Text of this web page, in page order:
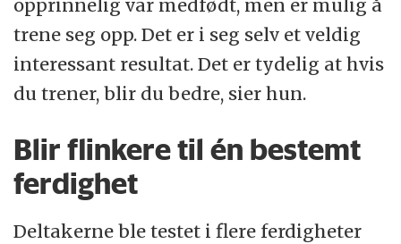
opprinnelig var medfødt, men er mulig å
trene seg opp. Det er i seg selv et veldig
interessant resultat. Det er tydelig at hvis
du trener, blir du bedre, sier hun.
Blir flinkere til én bestemt
ferdighet
Deltakerne ble testet i flere ferdigheter